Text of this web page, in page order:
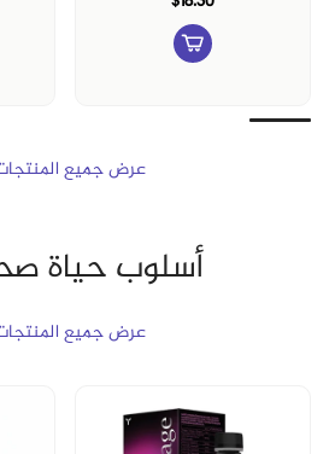
عرض جميع
أسلوب حياة
عرض جميع